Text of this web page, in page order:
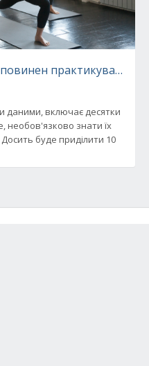
повинен практикувати
даними, включає десятки
необов'язково знати їх
буде приділити 10